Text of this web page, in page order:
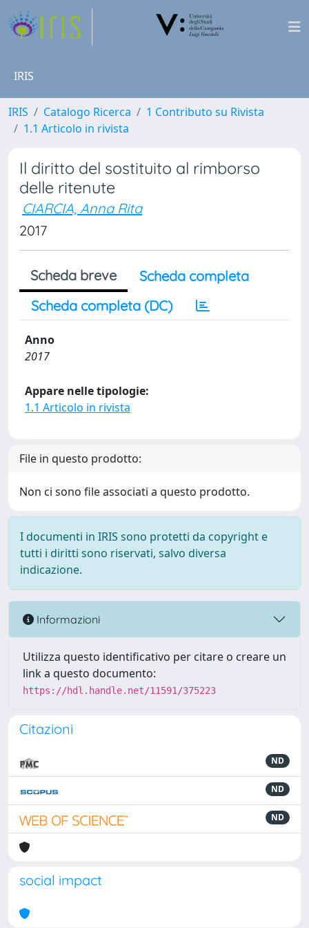
IRIS
IRIS Catalogo Ricerca
1 Contributo su Rivista
1.1 Articolo in rivista
Il diritto del sostituito al rimborso
delle ritenute
CIARCIA, Anna Rita
2017
Scheda breve
Scheda completa
Scheda completa (DC)
Anno
2017
Appare nelle tipologie:
1.1 Articolo in rivista
File in questo prodotto:
Non ci sono file associati a questo prodotto.
I documenti in IRIS sono protetti da copyright e
tutti i diritti sono riservati, salvo diversa
indicazione.
Informazioni
Utilizza questo identificativo per citare o creare un
link a questo documento:
https://hdl.handle.net/11591/375223
Citazioni
ND
ND
ND
social impact